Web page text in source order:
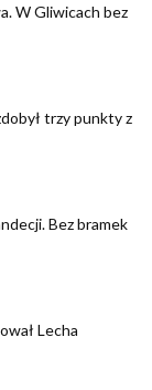
W Gliwicach bez
trzy punkty z
Bez bramek
Lecha